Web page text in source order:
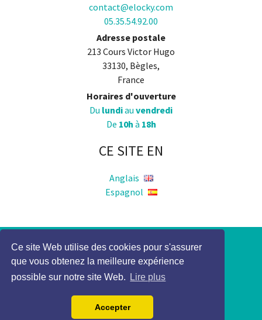
Ce site Web utilise des cookies pour s'assurer
que vous obtenez la meilleure expérience
possible sur notre site Web.
Lire plus
Accepter
contact@elocky.com
05.35.54.92.00
Adresse postale
213 Cours Victor Hugo
33130, Bègles,
France
Horaires d'ouverture
Du lundiau vendredi
De 10h à 18h
CE SITE EN
Anglais
Espagnol
Politique de Confidentialité
Mention légale
2017 Elocky Tous droits réservés